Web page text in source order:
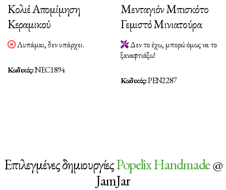
Κολιέ Απομίμηση
Κεραμικού
Λυπάμαι, δεν υπάρχει.
Κωδικός:NEC1894
Μενταγιόν Μπισκότο
Γεμιστό Μινιατούρα
Δεν το έχω, μπορώ όμως να το
ξαναφτιάξω!
Κωδικός:PEN2287
Επιλεγμένες δημιουργίεςPopelix Handmade@
JamJar